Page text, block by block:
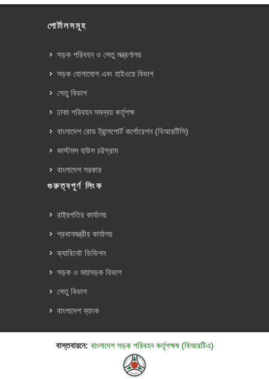
পোর্টালসমূহ
সড়ক পরিবহন ও সেতু মন্ত্রণালয়
সড়ক যোগাযোগ এবং হাইওয়ে বিভাগ
সেতু বিভাগ
ঢাকা পরিবহন সমন্বয় কর্তৃপক্ষ
বাংলাদেশ রোড ট্রান্সপোর্ট কর্পোরেশন (বিআরটিসি)
কাস্টমস হাউস চট্টগ্রাম
বাংলাদেশ সরকার
গুরুত্বপূর্ণ লিংক
রাষ্ট্রপতির কার্যালয়
প্রধানমন্ত্রীর কার্যালয়
ক্যাবিনেট ডিভিশন
সড়ক ও মহাসড়ক বিভাগ
সেতু বিভাগ
বাংলাদেশ ব্যাংক
বাস্তবায়নে: বাংলাদেশ সড়ক পরিবহন কর্তৃপক্ষ (বিআরটিএ)